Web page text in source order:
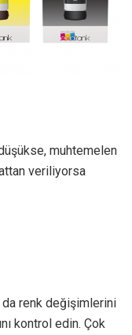
muhtemelen
veriliyorsa
da renk değişimlerini
kontrol edin. Çok